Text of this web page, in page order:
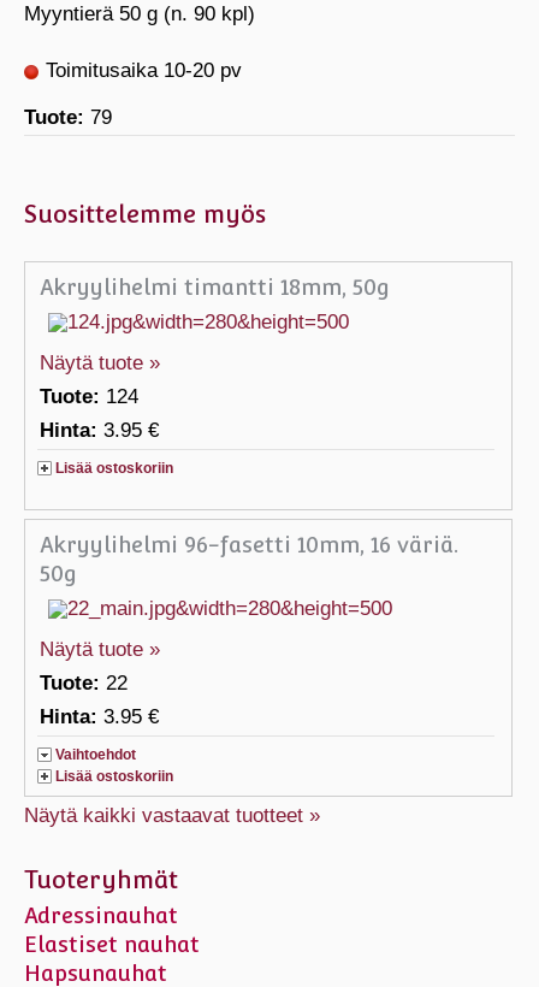
Myyntierä 50 g (n. 90 kpl)
Toimitusaika 10-20 pv
Tuote: 79
Suosittelemme myös
Akryylihelmi timantti 18mm, 50g
Näytä tuote »
Tuote: 124
Hinta: 3.95 €
Lisää ostoskoriin
Akryylihelmi 96-fasetti 10mm, 16 väriä.
50g
Näytä tuote »
Tuote: 22
Hinta: 3.95 €
Vaihtoehdot
Lisää ostoskoriin
Näytä kaikki vastaavat tuotteet »
Tuoteryhmät
Adressinauhat
Elastiset nauhat
Hapsunauhat